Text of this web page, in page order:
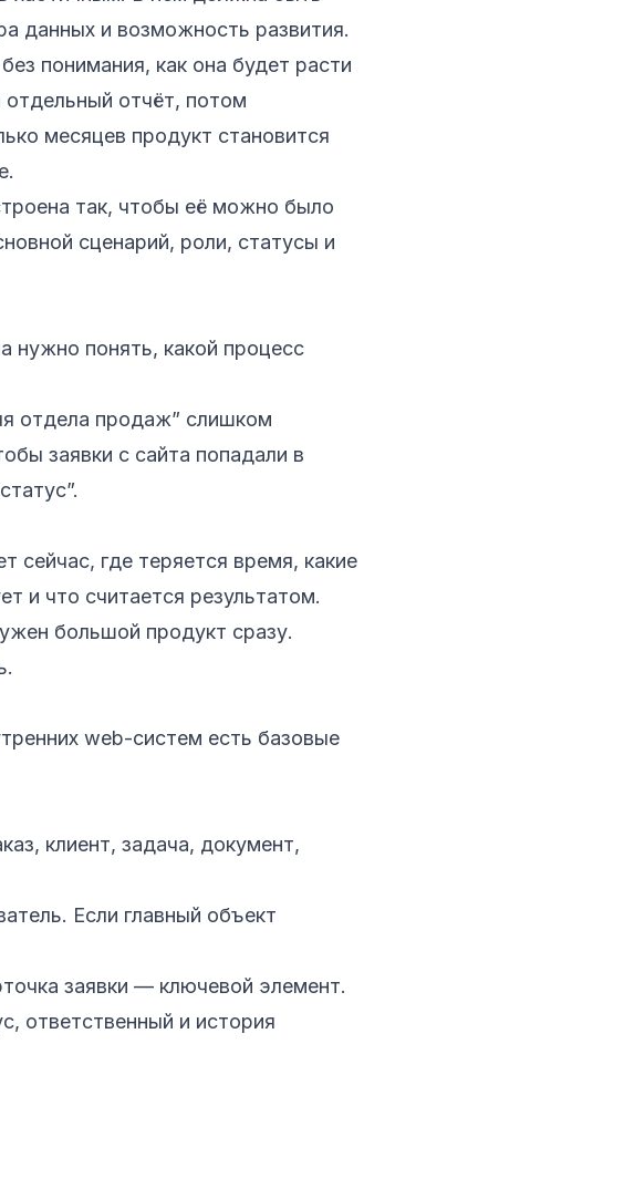
данных и возможность развития.
понимания, как она будет расти
отдельный отчёт, потом
месяцев продукт становится
так, чтобы её можно было
сценарий, роли, статусы и
нужно понять, какой процесс
отдела продаж” слишком
заявки с сайта попадали в
сейчас, где теряется время, какие
и что считается результатом.
большой продукт сразу.
web-систем есть базовые
клиент, задача, документ,
Если главный объект
заявки — ключевой элемент.
ответственный и история